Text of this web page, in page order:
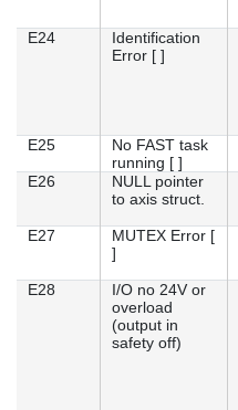
E24
Identification
Error [ ]
E25
No FAST task
running [ ]
E26
NULL pointer
to axis struct.
E27
MUTEX Error [
]
E28
I/O no 24V or
overload
(output in
safety off)